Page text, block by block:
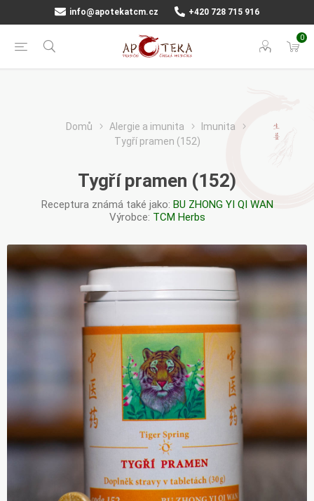
info@apotekatcm.cz +420 728 715 916
0
Domů Alergie a imunita
Imunita
Tygří pramen (152)
Tygří pramen (152)
Receptura známá také jako: BU ZHONG YI QI WAN
Výrobce: TCM Herbs